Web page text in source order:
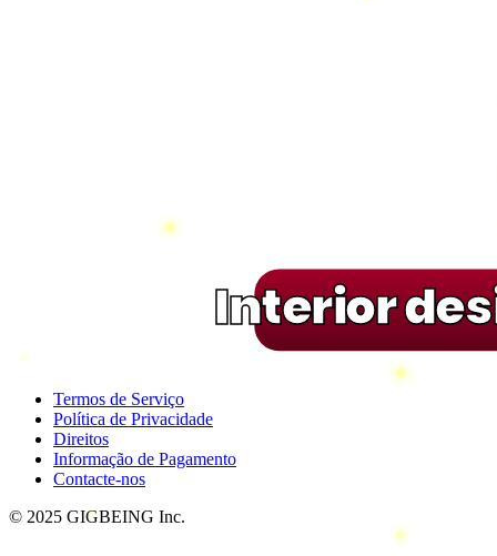
Interior
Termos de Serviço
Política de Privacidade
Direitos
Informação de Pagamento
Contacte-nos
© 2025 GIGBEING Inc.